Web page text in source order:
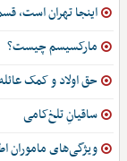
اینجا تهران است،
مارکسیسم چیست؟
حق اولاد و کمک
ساقیانِ تلخ‌کامی
ویژگی‌های ماموران